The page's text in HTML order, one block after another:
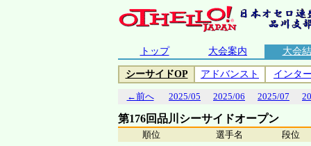
トップ 大会案内 大会
シーサイドOP アドバンスト インタ
←前へ 2025/05 2025/06 2025/07
第176回品川シーサイドオープン
順位 選手名 段位